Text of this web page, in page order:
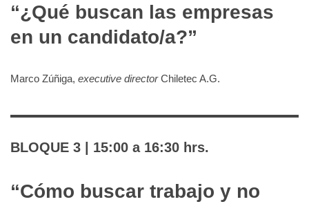
“¿Qué buscan las empresas
en un candidato/a?”
Marco Zúñiga, executive directorChiletec A.G.
BLOQUE 3 | 15:00 a 16:30 hrs.
“Cómo buscar trabajo y no